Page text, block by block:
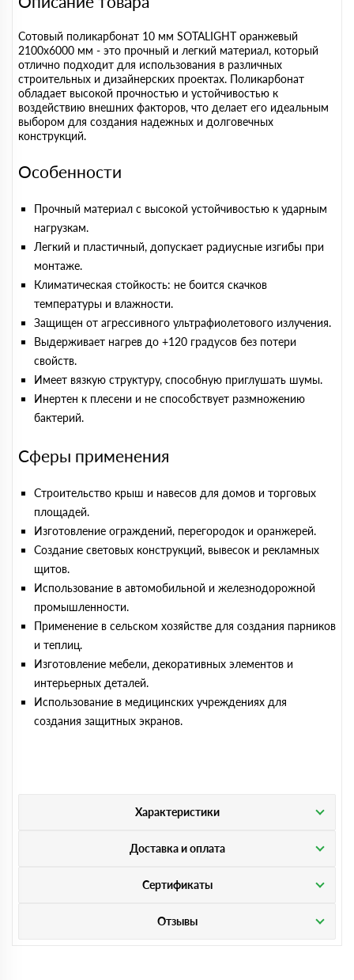
Сотовый поликарбонат 10 мм SOTALIGHT оранжевый
2100х6000 мм - это прочный и легкий материал, который
отлично подходит для использования в различных
строительных и дизайнерских проектах. Поликарбонат
обладает высокой прочностью и устойчивостью к
воздействию внешних факторов, что делает его идеальным
выбором для создания надежных и долговечных
конструкций.
Особенности
Прочный материал с высокой устойчивостью к ударным
нагрузкам.
Легкий и пластичный, допускает радиусные изгибы при
монтаже.
Климатическая стойкость: не боится скачков
температуры и влажности.
Защищен от агрессивного ультрафиолетового излучения.
Выдерживает нагрев до +120 градусов без потери
свойств.
Имеет вязкую структуру, способную приглушать шумы.
Инертен к плесени и не способствует размножению
бактерий.
Сферы применения
Строительство крыш и навесов для домов и торговых
площадей.
Изготовление ограждений, перегородок и оранжерей.
Создание световых конструкций, вывесок и рекламных
щитов.
Использование в автомобильной и железнодорожной
промышленности.
Применение в сельском хозяйстве для создания парников
и теплиц.
Изготовление мебели, декоративных элементов и
интерьерных деталей.
Использование в медицинских учреждениях для
создания защитных экранов.
Характеристики
Доставка и оплата
Сертификаты
Отзывы